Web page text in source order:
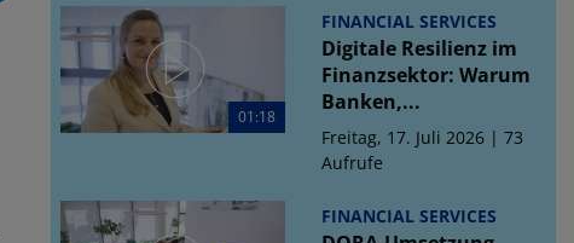
01:18
FINANCIAL SERVICES
Digitale Resilienz im
Finanzsektor: Warum
Banken,...
Freitag, 17. Juli 2026 | 73
Aufrufe
FINANCIAL SERVICES